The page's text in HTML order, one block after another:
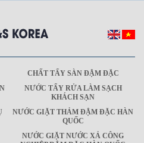
CHẤT TẨY SÀN ĐẬM ĐẶC
NƯỚC TẨY RỬA LÀM SẠCH
KHÁCH SẠN
NƯỚC GIẶT THẢM ĐẬM ĐẶC HÀN
QUỐC
NƯỚC GIẶT NƯỚC XẢ CÔNG